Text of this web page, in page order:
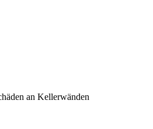
an Kellerwänden